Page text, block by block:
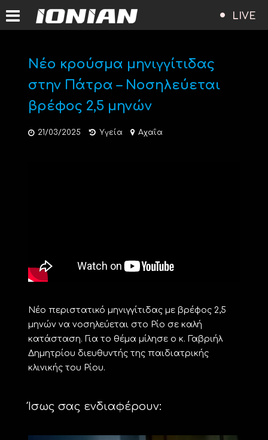
LIVE
Νέο κρούσμα μηνιγγίτιδας
στην Πάτρα – Νοσηλεύεται
βρέφος 2,5 μηνών
21/03/2025 Υγεία Αχαΐα
Νέο περιστατικό μηνιγγίτιδας με βρέφος 2,5
μηνών να νοσηλεύεται στο Ρίο σε καλή
κατάσταση. Για το θέμα μίλησε ο κ. Γαβριήλ
Δημητρίου διευθυντής της παιδιατρικής
κλινικής του Ρίου.
Ίσως σας ενδιαφέρουν: